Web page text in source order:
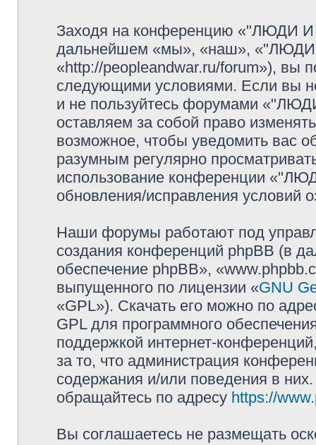
Заходя на конференцию «"ЛЮДИ
дальнейшем «мы», «наш»,
«http://peopleandwar.ru/forum»), вы
следующими условиями. Если вы
и не пользуйтесь форумами
оставляем за собой право
возможное, чтобы уведомить вас
разумным регулярно
использование конференции
обновления/исправления условий
Наши форумы работают под
создания конференций phpBB (в
обеспечение phpBB»,
выпущенного по лицензии «GNU
«GPL»). Скачать его можно по
GPL для программного
поддержкой интернет-
за то, что администрация
содержания и/или поведения в
обращайтесь по адресу https://
Вы соглашаетесь не размещать